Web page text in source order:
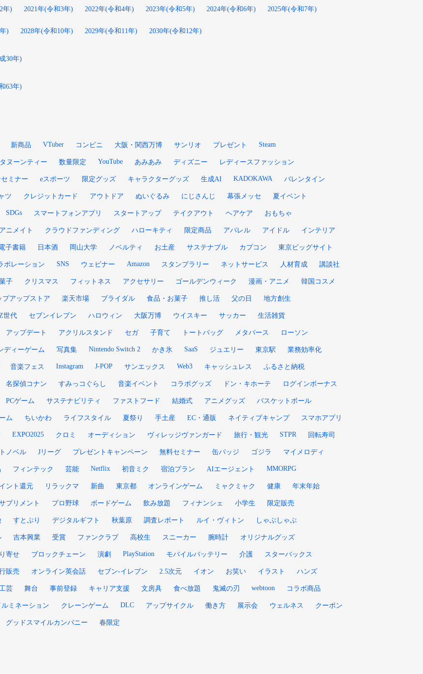
年) 2021年(令和3年) 2022年(令和4年) 2023年(令和5年) 2024年(令和6年) 2025年(令和7年)
) 2028年(令和10年) 2029年(令和11年) 2030年(令和12年)
30年)
63年)
新商品 VTuber コンビニ 大阪・関西万博 サンリオ プレゼント Steam
ヌーンティー 数量限定 YouTube あみあみ ディズニー レディースファッション
ミナー eスポーツ 限定グッズ キャラクターグッズ 生成AI KADOKAWA バレンタイン
ツ クレジットカード アウトドア ぬいぐるみ にじさんじ 幕張メッセ 夏イベント
SDGs スマートフォンアプリ スタートアップ テイクアウト ヘアケア おもちゃ
アニメイト クラウドファンディング ハローキティ 限定商品 アパレル アイドル インテリア
子書籍 日本酒 岡山大学 ノベルティ お土産 サステナブル カプコン 東京ビッグサイト
ボレーション SNS ウェビナー Amazon スタンプラリー ネットサービス 人材育成 講談社
子 クリスマス フィットネス アクセサリー ゴールデンウィーク 漫画・アニメ 韓国コスメ
プアップストア 楽天市場 ブライダル 食品・お菓子 推し活 父の日 地方創生
Z世代 セブンイレブン ハロウィン 大阪万博 ウイスキー サッカー 生活雑貨
アップデート アクリルスタンド セガ 子育て トートバッグ メタバース ローソン
ディーゲーム 写真集 Nintendo Switch 2 かき氷 SaaS ジュエリー 東京駅 業務効率化
音楽フェス Instagram J-POP サンエックス Web3 キャッシュレス ふるさと納税
名探偵コナン すみっコぐらし 音楽イベント コラボグッズ ドン・キホーテ ログインボーナス
PCゲーム サステナビリティ ファストフード 結婚式 アニメグッズ バスケットボール
ム ちいかわ ライフスタイル 夏祭り 手土産 EC・通販 ネイティブキャンプ スマホアプリ
EXPO2025 クロミ オーディション ヴィレッジヴァンガード 旅行・観光 STPR 回転寿司
ノベル Jリーグ プレゼントキャンペーン 無料セミナー 缶バッジ ゴジラ マイメロディ
フィンテック 芸能 Netflix 初音ミク 宿泊プラン AIエージェント MMORPG
ント還元 リラックマ 新曲 東京都 オンラインゲーム ミャクミャク 健康 年末年始
プリメント プロ野球 ボードゲーム 飲み放題 フィナンシェ 小学生 限定販売
すとぷり デジタルギフト 秋葉原 調査レポート ルイ・ヴィトン しゃぶしゃぶ
吉本興業 受賞 ファンクラブ 高校生 スニーカー 腕時計 オリジナルグッズ
寄せ ブロックチェーン 演劇 PlayStation モバイルバッテリー 介護 スターバックス
販売 オンライン英会話 セブン-イレブン 2.5次元 イオン お笑い イラスト ハンズ
芸 舞台 事前登録 キャリア支援 文房具 食べ放題 鬼滅の刃 webtoon コラボ商品
ルミネーション クレーンゲーム DLC アップサイクル 働き方 展示会 ウェルネス クーポン
グッドスマイルカンパニー 春限定